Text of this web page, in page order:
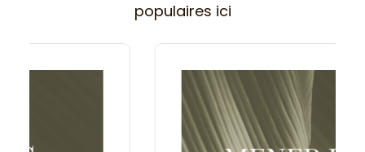
populaires ici